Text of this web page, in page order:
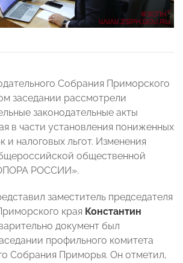
Собрания Приморского
заседании рассмотрели
законодательные акты
в части установления пониженных
и налоговых льгот. Изменения
общественной
РОССИИ».
заместитель председателя
края Константин
документ был
профильного комитета
Собрания Приморья. Он отметил,